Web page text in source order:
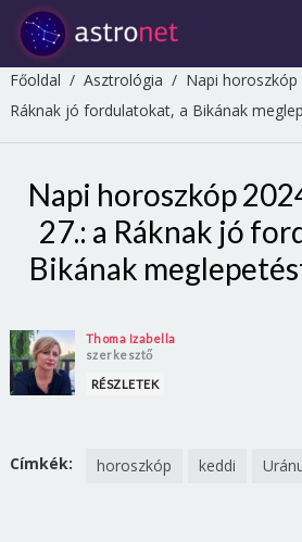
Főoldal / Asztrológia / Napi horoszkóp
Ráknak jó fordulatokat, a Bikának
Napi horoszkóp
27.: a Ráknak jó
Bikának
Thoma Izabella
szerkesztő
RÉSZLETEK
Címkék: horoszkóp keddi